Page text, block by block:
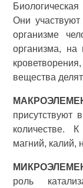
Они
организме
организма, на
вещества
присутствуют
количестве.
магний, калий,
роль